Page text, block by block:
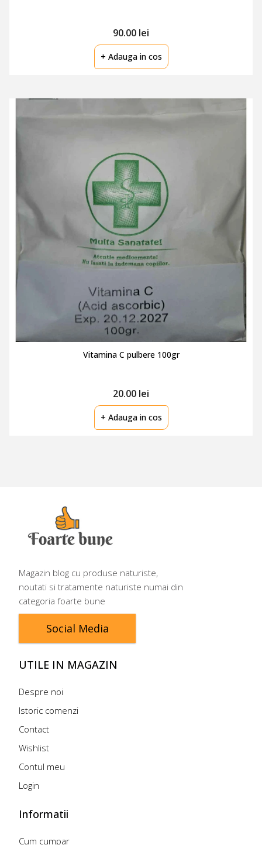
90.00 lei
+ Adauga in cos
Vitamina C pulbere 100gr
20.00 lei
+ Adauga in cos
Magazin blog cu produse naturiste,
noutati si tratamente naturiste numai din
categoria foarte bune
Social Media
UTILE IN MAGAZIN
Despre noi
Istoric comenzi
Contact
Wishlist
Contul meu
Login
Informatii
Cum cumpar